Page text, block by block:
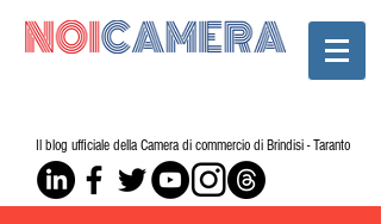
Il blog ufficiale della Camera di commercio di Brindisi - Taranto